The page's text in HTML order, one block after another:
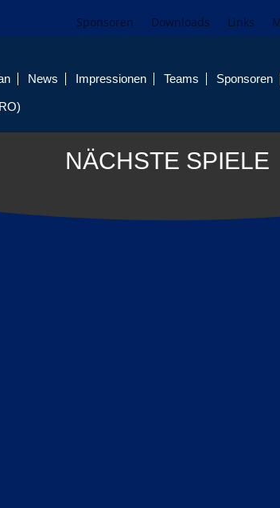
Sponsoren Downloads Links
News Impressionen Teams Sponsoren
NÄCHSTE SPIELE